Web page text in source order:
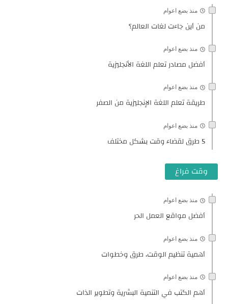
منذ بضع اعوام
من أين جاءت لغات العالم؟
منذ بضع اعوام
أفضل مصادر تعلم اللغة الأنجليزية
منذ بضع اعوام
طريقة تعلم اللغة الإنجليزية من الصفر
منذ بضع اعوام
5 طرق لقضاء وقت بشكل مختلف
وقت فراغ
منذ بضع اعوام
أفضل مواقع العمل الحر
منذ بضع اعوام
أهمية تنظيم الوقت، طرق وخطوات
منذ بضع اعوام
أهم الكتب في التنمية البشرية وتطوير الذات